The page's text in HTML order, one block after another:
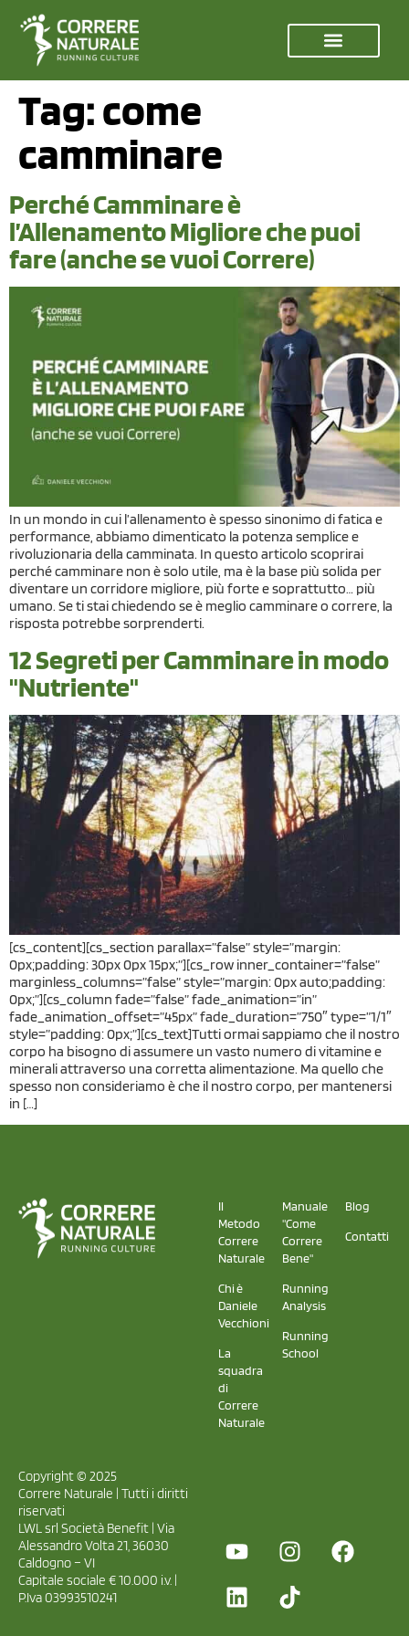
Tag:come
camminare
Perché Camminare è
l’Allenamento Migliore che puoi
fare (anche se vuoi Correre)
In un mondo in cui l’allenamento è spesso sinonimo di fatica e
performance, abbiamo dimenticato la potenza semplice e
rivoluzionaria della camminata. In questo articolo scoprirai
perché camminare non è solo utile, ma è la base più solida per
diventare un corridore migliore, più forte e soprattutto… più
umano. Se ti stai chiedendo se è meglio camminare o correre, la
risposta potrebbe sorprenderti.
12 Segreti per Camminare in modo
"Nutriente"
[cs_content][cs_section parallax=”false” style=”margin:
0px;padding: 30px 0px 15px;”][cs_row inner_container=”false”
marginless_columns=”false” style=”margin: 0px auto;padding:
0px;”][cs_column fade=”false” fade_animation=”in”
fade_animation_offset=”45px” fade_duration=”750″ type=”1/1″
style=”padding: 0px;”][cs_text]Tutti ormai sappiamo che il nostro
corpo ha bisogno di assumere un vasto numero di vitamine e
minerali attraverso una corretta alimentazione. Ma quello che
spesso non consideriamo è che il nostro corpo, per mantenersi
in […]
Il
Metodo
Correre
Naturale
Chi è
Daniele
Vecchioni
La
squadra
di
Correre
Naturale
Manuale
"Come
Correre
Bene"
Running
Analysis
Running
School
Blog
Contatti
Copyright © 2025
Correre Naturale | Tutti i diritti
riservati
LWL srl Società Benefit | Via
Alessandro Volta 21, 36030
Caldogno – VI
Capitale sociale € 10.000 i.v. |
P.Iva 03993510241